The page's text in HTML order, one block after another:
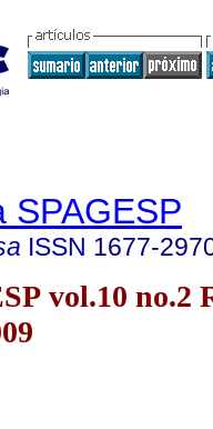
SPAGESP
ISSN 1677-
vol.10 no.2